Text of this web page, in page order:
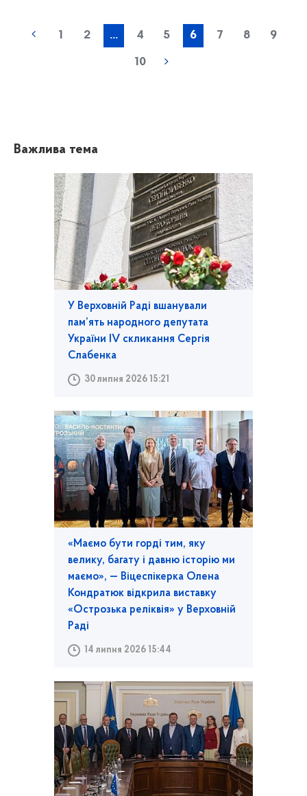
1 2 ... 4 5 6 7 8 9
10
Важлива тема
У Верховній Раді вшанували
пам’ять народного депутата
України IV скликання Сергія
Слабенка
30 липня 2026 15:21
«Маємо бути горді тим, яку
велику, багату і давню історію ми
маємо», — Віцеспікерка Олена
Кондратюк відкрила виставку
«Острозька реліквія» у Верховній
Раді
14 липня 2026 15:44